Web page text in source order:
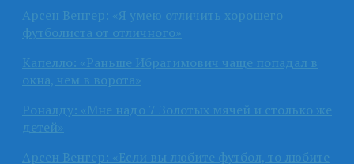
Арсен Венгер: «Я умею отличить хорошего
футболиста от отличного»
Капелло: «Раньше Ибрагимович чаще попадал в
окна, чем в ворота»
Роналду: «Мне надо 7 Золотых мячей и столько же
детей»
Арсен Венгер: «Если вы любите футбол, то любите